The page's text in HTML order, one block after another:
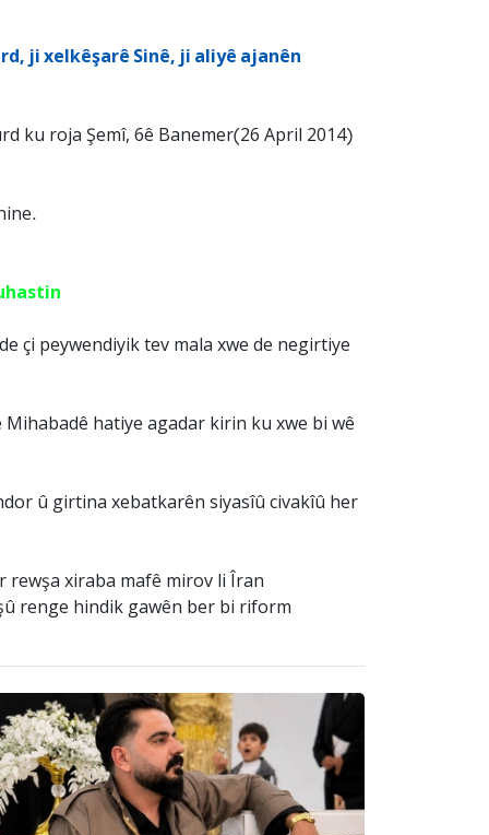
ji xelkêşarê Sinê, ji aliyê ajanên
ku roja Şemî, 6ê Banemer(26 April 2014)
çi peywendiyik tev mala xwe de negirtiye
Mihabadê hatiye agadar kirin ku xwe bi wê
û girtina xebatkarên siyasîû civakîû her
rewşa xiraba mafê mirov li Îran
renge hindik gawên ber bi riform